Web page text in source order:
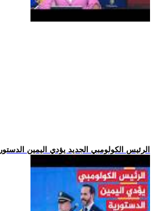
.. الرئيس الكولومبي الجديد يؤدي اليمين